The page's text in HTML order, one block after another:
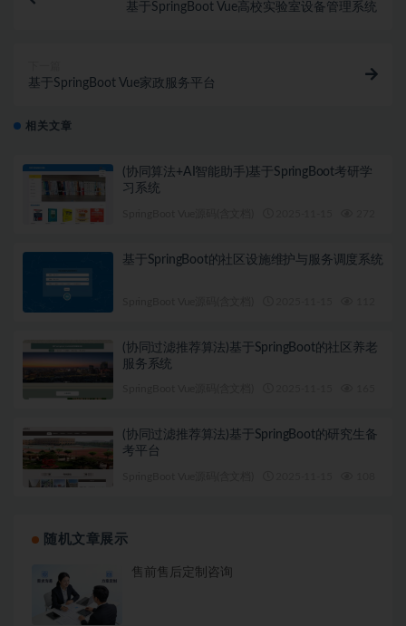
基于SpringBoot Vue高校实验室设备管理系统
基于SpringBoot Vue家政服务平台
相关文章
(协同算法+AI智能助手)基于SpringBoot考研学
习系统
基于SpringBoot的社区设施维护与服务调度系统
(协同过滤推荐算法)基于SpringBoot的社区养老
服务系统
(协同过滤推荐算法)基于SpringBoot的研究生备
考平台
随机文章展示
售前售后定制咨询